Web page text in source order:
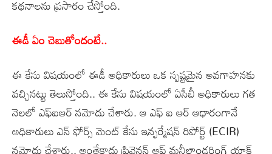
కథనాలను ప్రసారం చేస్తోంది.
ఈడీ ఏం చెబుతోందంటే..
ఈ కేసు విషయంలో ఈడీ అధికారులు ఒక స్పష్టమైన అవగాహనకు
వచ్చినట్టు తెలుస్తోంది.. ఈ కేసు విషయంలో ఏసీబీ అధికారులు గత
నెలలో ఎఫ్ఐఆర్ నమోదు చేశారు. ఆ ఎఫ్ ఐ ఆర్ ఆధారంగానే
అధికారులు ఎన్ ఫోర్స్ మెంట్ కేసు ఇన్ఫర్మేషన్ రిపోర్ట్ (ECIR)
నమోదు చేశారు.. అంతేకాదు ప్రివెన్షన్ ఆఫ్ మనీలాండరింగ్ యాక్ట్